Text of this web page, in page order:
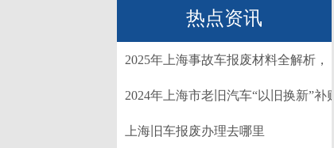
热点资讯
2025年上海事故车报废材料全解析，
一文读懂不踩坑！
2024年上海市老旧汽车“以旧换新”补贴
实施细则
上海旧车报废办理去哪里